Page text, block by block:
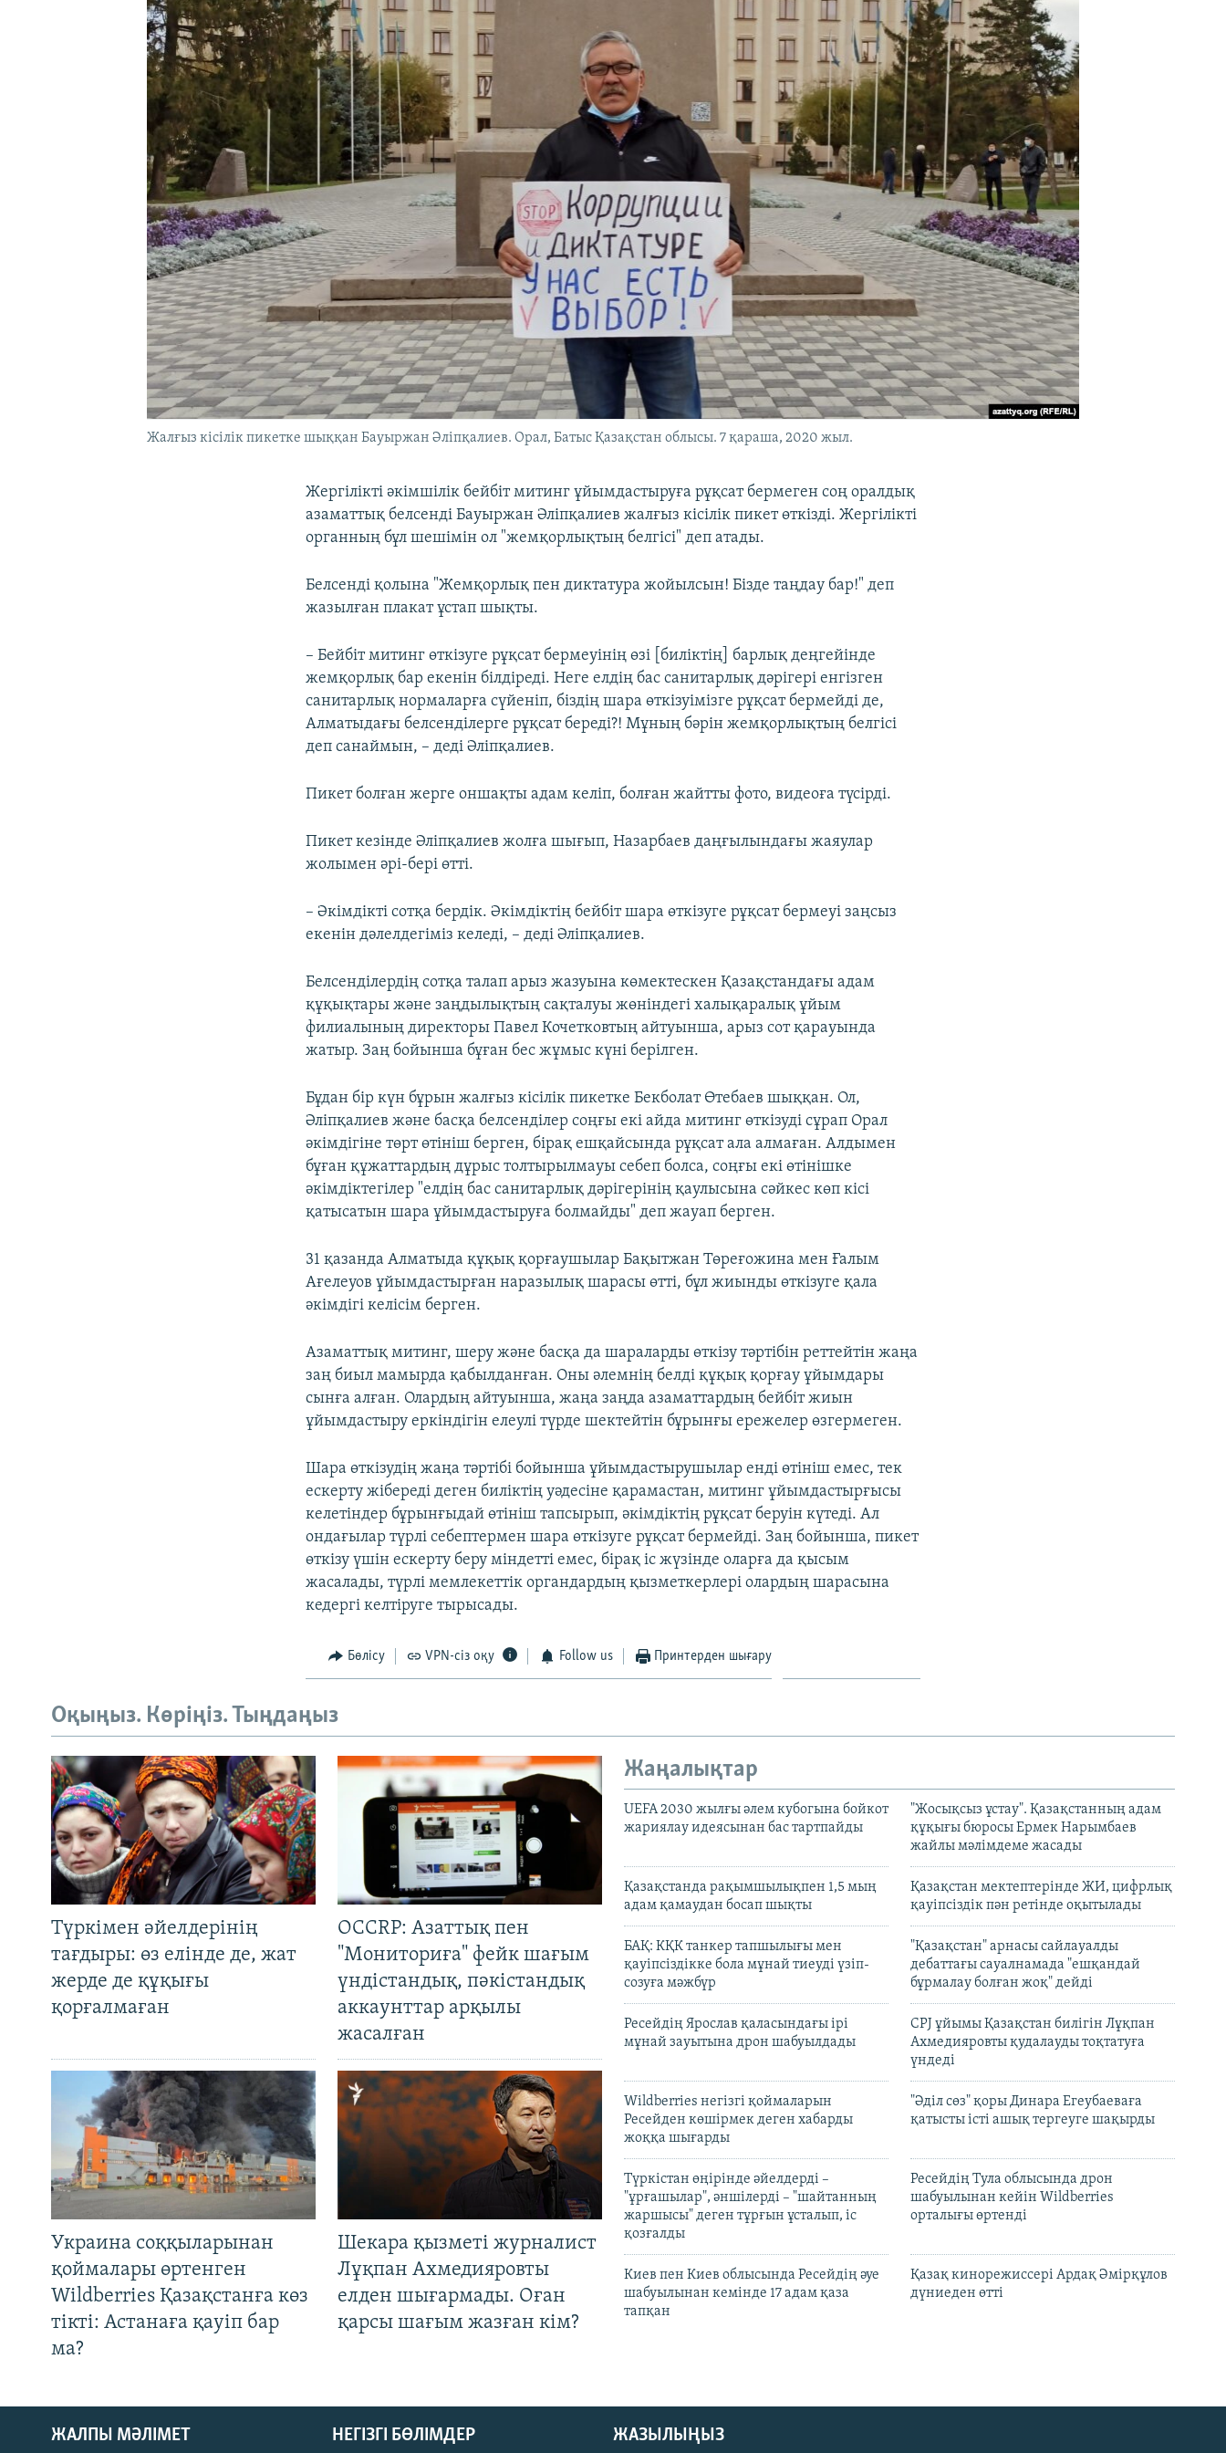
Жалғыз кісілік пикетке шыққан Бауыржан Әліпқалиев. Орал, Батыс Қазақстан облысы. 7 қараша, 2020 жыл.
Жергілікті әкімшілік бейбіт митинг ұйымдастыруға рұқсат бермеген соң оралдық
азаматтық белсенді Бауыржан Әліпқалиев жалғыз кісілік пикет өткізді. Жергілікті
органның бұл шешімін ол "жемқорлықтың белгісі" деп атады.
Белсенді қолына "Жемқорлық пен диктатура жойылсын! Бізде таңдау бар!" деп
жазылған плакат ұстап шықты.
– Бейбіт митинг өткізуге рұқсат бермеуінің өзі [биліктің] барлық деңгейінде
жемқорлық бар екенін білдіреді. Неге елдің бас санитарлық дәрігері енгізген
санитарлық нормаларға сүйеніп, біздің шара өткізуімізге рұқсат бермейді де,
Алматыдағы белсенділерге рұқсат береді?! Мұның бәрін жемқорлықтың белгісі
деп санаймын, – деді Әліпқалиев.
Пикет болған жерге оншақты адам келіп, болған жайтты фото, видеоға түсірді.
Пикет кезінде Әліпқалиев жолға шығып, Назарбаев даңғылындағы жаяулар
жолымен әрі-бері өтті.
– Әкімдікті сотқа бердік. Әкімдіктің бейбіт шара өткізуге рұқсат бермеуі заңсыз
екенін дәлелдегіміз келеді, – деді Әліпқалиев.
Белсенділердің сотқа талап арыз жазуына көмектескен Қазақстандағы адам
құқықтары және заңдылықтың сақталуы жөніндегі халықаралық ұйым
филиалының директоры Павел Кочетковтың айтуынша, арыз сот қарауында
жатыр. Заң бойынша бұған бес жұмыс күні берілген.
Бұдан бір күн бұрын жалғыз кісілік пикетке Бекболат Өтебаев шыққан. Ол,
Әліпқалиев және басқа белсенділер соңғы екі айда митинг өткізуді сұрап Орал
әкімдігіне төрт өтініш берген, бірақ ешқайсында рұқсат ала алмаған. Алдымен
бұған құжаттардың дұрыс толтырылмауы себеп болса, соңғы екі өтінішке
әкімдіктегілер "елдің бас санитарлық дәрігерінің қаулысына сәйкес көп кісі
қатысатын шара ұйымдастыруға болмайды" деп жауап берген.
31 қазанда Алматыда құқық қорғаушылар Бақытжан Төреғожина мен Ғалым
Ағелеуов ұйымдастырған наразылық шарасы өтті, бұл жиынды өткізуге қала
әкімдігі келісім берген.
Азаматтық митинг, шеру және басқа да шараларды өткізу тәртібін реттейтін жаңа
заң биыл мамырда қабылданған. Оны әлемнің белді құқық қорғау ұйымдары
сынға алған. Олардың айтуынша, жаңа заңда азаматтардың бейбіт жиын
ұйымдастыру еркіндігін елеулі түрде шектейтін бұрынғы ережелер өзгермеген.
Шара өткізудің жаңа тәртібі бойынша ұйымдастырушылар енді өтініш емес, тек
ескерту жібереді деген биліктің уәдесіне қарамастан, митинг ұйымдастырғысы
келетіндер бұрынғыдай өтініш тапсырып, әкімдіктің рұқсат беруін күтеді. Ал
ондағылар түрлі себептермен шара өткізуге рұқсат бермейді. Заң бойынша, пикет
өткізу үшін ескерту беру міндетті емес, бірақ іс жүзінде оларға да қысым
жасалады, түрлі мемлекеттік органдардың қызметкерлері олардың шарасына
кедергі келтіруге тырысады.
Бөлісу VPN-сіз оқу Follow us Принтерден шығару
Оқыңыз. Көріңіз. Тыңдаңыз
Түркімен әйелдерінің
тағдыры: өз елінде де, жат
жерде де құқығы
қорғалмаған
OCCRP: Азаттық пен
"Мониториға" фейк шағым
үндістандық, пәкістандық
аккаунттар арқылы
жасалған
Украина соққыларынан
қоймалары өртенген
Wildberries Қазақстанға көз
тікті: Астанаға қауіп бар
ма?
Шекара қызметі журналист
Лұқпан Ахмедияровты
елден шығармады. Оған
қарсы шағым жазған кім?
Жаңалықтар
UEFA 2030 жылғы әлем кубогына бойкот
жариялау идеясынан бас тартпайды
"Жосықсыз ұстау". Қазақстанның адам
құқығы бюросы Ермек Нарымбаев
жайлы мәлімдеме жасады
Қазақстанда рақымшылықпен 1,5 мың
адам қамаудан босап шықты
Қазақстан мектептерінде ЖИ, цифрлық
қауіпсіздік пән ретінде оқытылады
БАҚ: КҚК танкер тапшылығы мен
қауіпсіздікке бола мұнай тиеуді үзіп-
созуға мәжбүр
"Қазақстан" арнасы сайлауалды
дебаттағы сауалнамада "ешқандай
бұрмалау болған жоқ" дейді
Ресейдің Ярослав қаласындағы ірі
мұнай зауытына дрон шабуылдады
CPJ ұйымы Қазақстан билігін Лұқпан
Ахмедияровты қудалауды тоқтатуға
үндеді
Wildberries негізгі қоймаларын
Ресейден көшірмек деген хабарды
жоққа шығарды
"Әділ сөз" қоры Динара Егеубаеваға
қатысты істі ашық тергеуге шақырды
Түркістан өңірінде әйелдерді –
"ұрғашылар", әншілерді – "шайтанның
жаршысы" деген тұрғын ұсталып, іс
қозғалды
Ресейдің Тула облысында дрон
шабуылынан кейін Wildberries
орталығы өртенді
Киев пен Киев облысында Ресейдің әуе
шабуылынан кемінде 17 адам қаза
тапқан
Қазақ кинорежиссері Ардақ Әмірқұлов
дүниеден өтті
ЖАЗЫЛЫҢЫЗ
ЖАЛПЫ МӘЛІМЕТ НЕГІЗГІ БӨЛІМДЕР